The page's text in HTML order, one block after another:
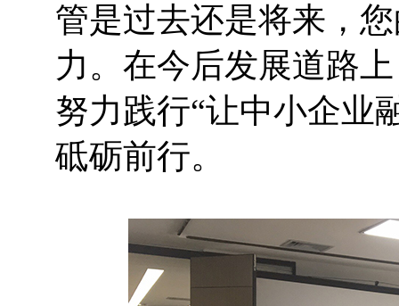
管是过去还是将来，
力。在今后发展道路
努力践行“让中小企业
砥砺前行。